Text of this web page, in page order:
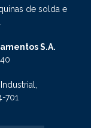
de solda e
S.A.
701